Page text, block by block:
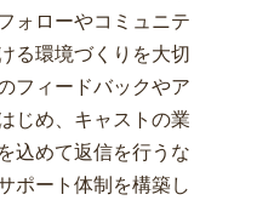
ォローやコミュニテ
る環境づくりを大切
フィードバックやア
じめ、キャストの業
込めて返信を行うな
ポート体制を構築し